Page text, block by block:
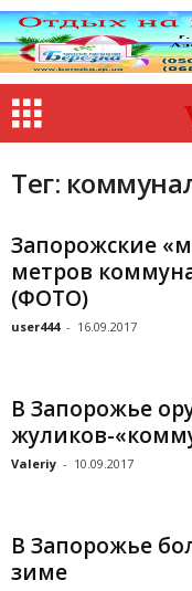
Тег:
Запорожские
метров
(ФОТО)
user444 - 16.09.2017
В Запорожье
жуликов-
Valeriy - 10.09.2017
В Запорожье
зиме